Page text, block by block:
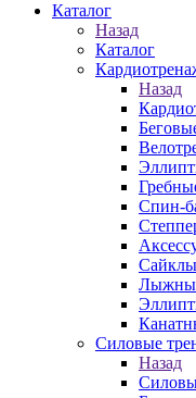
Каталог
Назад
Каталог
Назад
Спин-
Силовые
Назад